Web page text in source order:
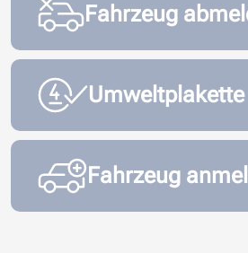
Fahrzeug
Umweltplakette
Fahrzeug